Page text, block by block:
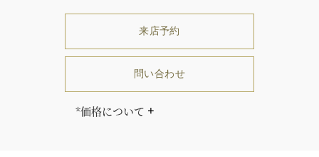
来店予約
問い合わせ
*価格について